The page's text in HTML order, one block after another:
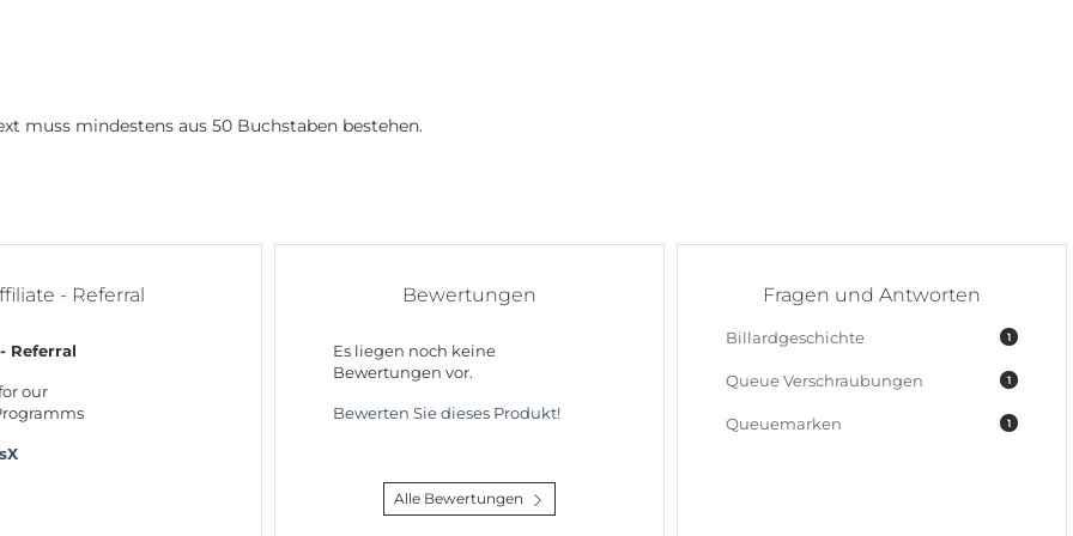
muss mindestens aus 50 Buchstaben bestehen.
- Referral
Referral
our
Bewertungen
Es liegen noch keine
Bewertungen vor.
Bewerten Sie dieses Produkt!
Alle Bewertungen
Fragen und Antworten
1
Billardgeschichte
1
Queue Verschraubungen
1
Queuemarken